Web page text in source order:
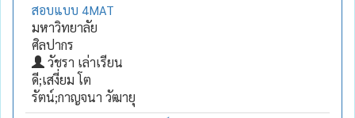
สอบแบบ 4MAT
มหาวิทยาลัย
ศิลปากร
วัชรา เล่าเรียน
ดี;เสงี่ยม โต
รัตน์;กาญจนา วัฒายุ